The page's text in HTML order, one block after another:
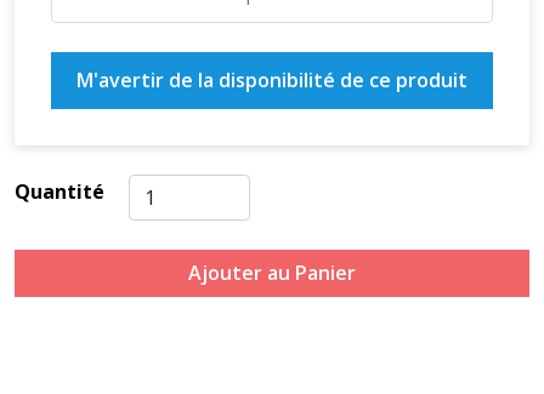
M'avertir de la disponibilité de ce produit
Quantité
Ajouter au Panier